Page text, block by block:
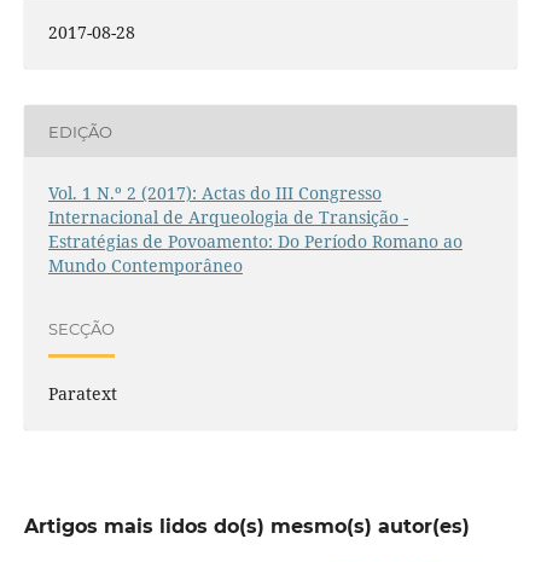
2017-08-28
EDIÇÃO
Vol. 1 N.º 2 (2017): Actas do III Congresso
Internacional de Arqueologia de Transição -
Estratégias de Povoamento: Do Período Romano ao
Mundo Contemporâneo
SECÇÃO
Paratext
Artigos mais lidos do(s) mesmo(s) autor(es)